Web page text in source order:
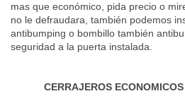
mas que económico, pida precio o
no le defraudara, también podemos
antibumping o bombillo también
seguridad a la puerta instalada.
CERRAJEROS